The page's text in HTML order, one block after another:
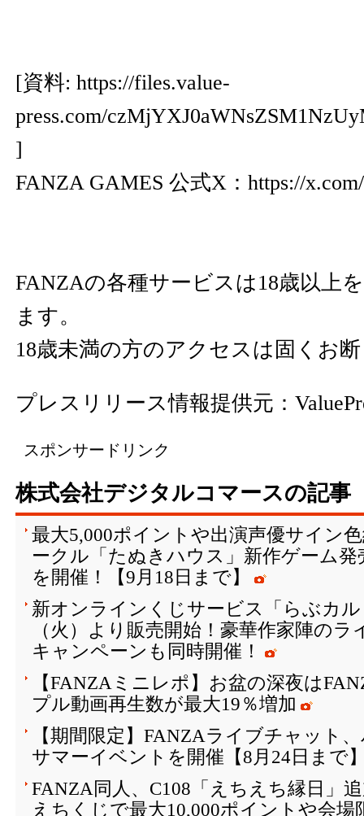
[資料: https://files.value-
press.com/
]
FANZA GAMES 公式X： https://
FANZAの各種サービスは18歳以上
ます。
18歳未満の方のアクセスは固くお
プレスリリース情報提供元：
スポンサードリンク
株式会社デジタルコマースの記事
最大5,000ポイントや出演声優サイン
ークル「たぬきハウス」新作ゲーム
を開催！【9月18日まで】
新オンラインくじサービス「らぶカ
（火）より販売開始！豪華作家陣の
キャンペーンも同時開催！
【FANZAミニレポ】お盆の深夜は
プル動画再生数が最大19％増加
【期間限定】FANZAライブチャット
サマーイベントを開催【8月24日まで
FANZA同人、C108「えちえち縁日」
えちくじで最大10,000ポイントや会